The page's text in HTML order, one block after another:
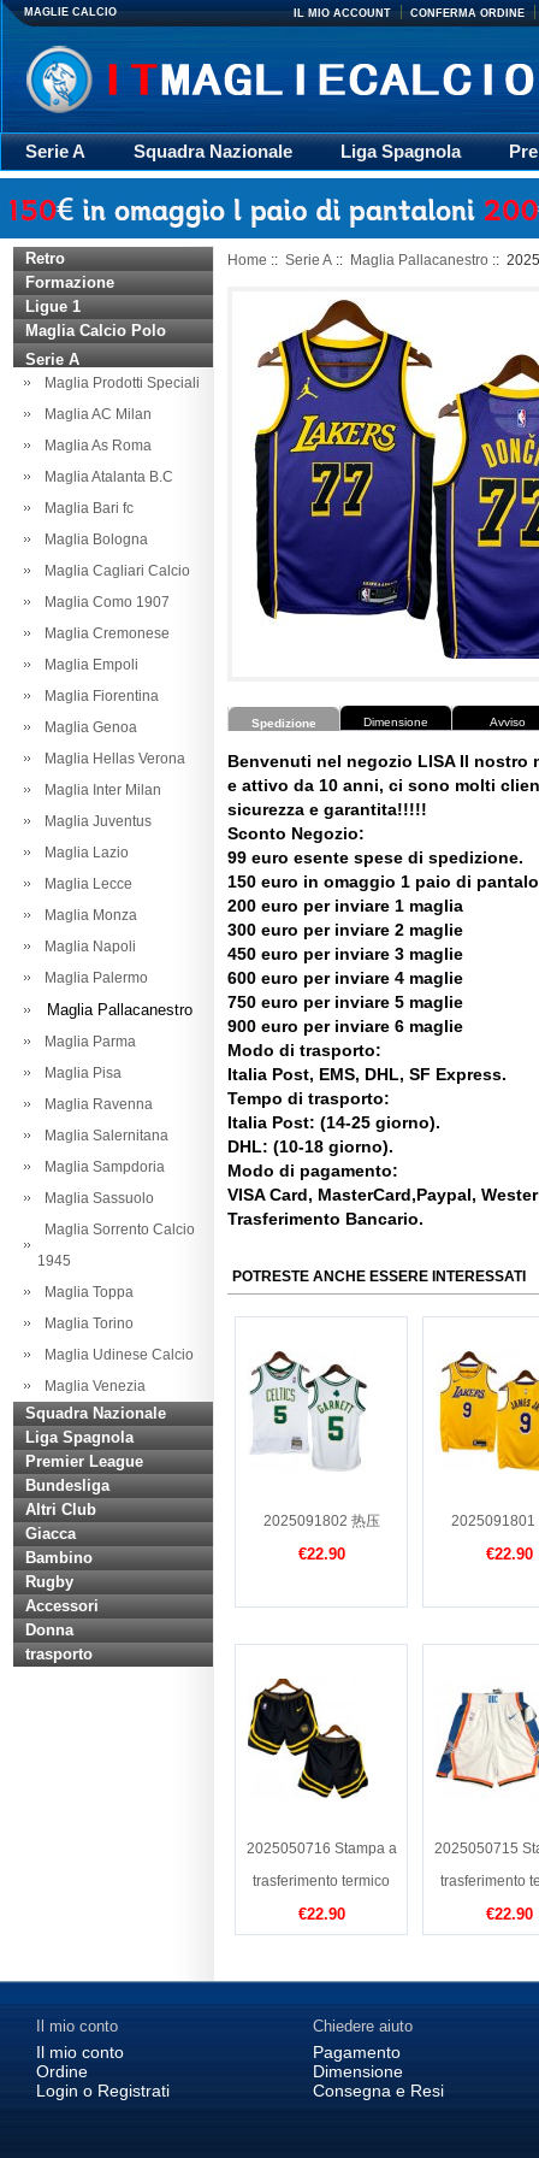
MAGLIE CALCIO IL MIO ACCOUNT CONFERMA ORDINE
Serie A Squadra Nazionale Liga Spagnola
Retro
Formazione
Ligue 1
Maglia Calcio Polo
Serie A
Maglia Prodotti Speciali
Maglia AC Milan
Maglia As Roma
Maglia Atalanta B.C
Maglia Bari fc
Maglia Bologna
Maglia Cagliari Calcio
Maglia Como 1907
Maglia Cremonese
Maglia Empoli
Maglia Fiorentina
Maglia Genoa
Maglia Hellas Verona
Maglia Inter Milan
Maglia Juventus
Maglia Lazio
Maglia Lecce
Maglia Monza
Maglia Napoli
Maglia Palermo
Maglia Pallacanestro
Maglia Parma
Maglia Pisa
Maglia Ravenna
Maglia Salernitana
Maglia Sampdoria
Maglia Sassuolo
Maglia Sorrento Calcio
1945
Maglia Toppa
Maglia Torino
Maglia Udinese Calcio
Maglia Venezia
Squadra Nazionale
Liga Spagnola
Premier League
Bundesliga
Altri Club
Giacca
Bambino
Rugby
Accessori
Donna
trasporto
Home :: Serie A :: Maglia Pallacanestro ::
Spedizione Dimensione Avviso
Benvenuti nel negozio LISA Il nostro
e attivo da 10 anni, ci sono molti
sicurezza e garantita!!!!!
Sconto Negozio:
99 euro esente spese di spedizione.
150 euro in omaggio 1 paio di
200 euro per inviare 1 maglia
300 euro per inviare 2 maglie
450 euro per inviare 3 maglie
600 euro per inviare 4 maglie
750 euro per inviare 5 maglie
900 euro per inviare 6 maglie
Modo di trasporto:
Italia Post, EMS, DHL, SF Express.
Tempo di trasporto:
Italia Post: (14-25 giorno).
DHL: (10-18 giorno).
Modo di pagamento:
VISA Card, MasterCard,Paypal,
Trasferimento Bancario.
POTRESTE ANCHE ESSERE INTERESSATI
2025091802 热压
€22.90
2025091801
€22.90
2025050716 Stampa a
trasferimento termico
€22.90
2025050715
trasferimento
€22.90
Il mio conto
Il mio conto
Ordine
Login o Registrati
Chiedere aiuto
Pagamento
Dimensione
Consegna e Resi